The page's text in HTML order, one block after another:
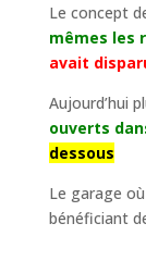
Le concept
mêmes les
avait
Aujourd’hui
ouverts
dessous
Le garage
bénéficiant